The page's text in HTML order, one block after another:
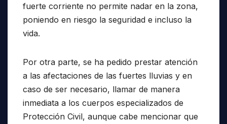
fuerte corriente no permite nadar en la zona,
poniendo en riesgo la seguridad e incluso la
vida.
Por otra parte, se ha pedido prestar atención
a las afectaciones de las fuertes lluvias y en
caso de ser necesario, llamar de manera
inmediata a los cuerpos especializados de
Protección Civil, aunque cabe mencionar que